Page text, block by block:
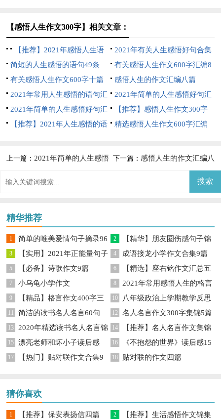
【感悟人生作文300字】相关文章：
【推荐】2021年感悟人生语
句集合85条
2021年有关人生感悟好句合集
68条
简短的人生感悟的语句49条
有关感悟人生作文600字汇编8
篇
有关感悟人生作文600字十篇
感悟人生的作文汇编八篇
2021年常用人生感悟的语句汇
编94条
2021年简单的人生感悟好句汇
编30条
2021年简单的人生感悟好句汇
编95句
【推荐】感悟人生作文300字
汇编10篇
【推荐】2021年人生感悟的语
精选感悟人生作文600字汇编
上一篇： 2021年简单的人生感悟 下一篇： 感悟人生的作文汇编八
精华推荐
1
简单的唯美爱情句子摘录96
句
2
【精华】朋友圈伤感句子锦
集60条
3
【实用】2021年正能量句子
锦集45条
4 成语接龙小学作文合集9篇
5 【必备】诗歌作文9篇 6
【精选】座右铭作文汇总五
篇
7 小乌龟小学作文 8
2021年常用感悟人生的格言
85句
9
【精品】格言作文400字三
篇
10 八年级政治上学期教学反思
11 简洁的读书名人名言60句 12 名人名言作文300字集锦5篇
13
2020年精选读书名人名言锦
集95句
14
【推荐】名人名言作文集锦
7篇
15 漂亮老师和坏小子读后感 16
《不抱怨的世界》读后感15
篇
17
【热门】贴对联作文合集9
18 贴对联的作文四篇
猜你喜欢
1 【推荐】保安表扬信四篇 2 【推荐】生活感悟作文锦集